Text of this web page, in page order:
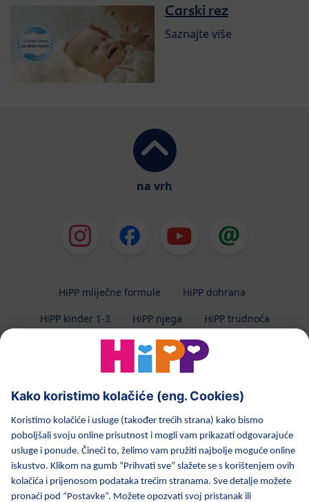
Carski rez
Saznajte više
na vrh
HiPP mliječne formule
HiPP dohrana
HiPP kinder 1-3
HiPP njega HiPP trudnoća
Zaštita privatnosti
Uvjeti korištenja